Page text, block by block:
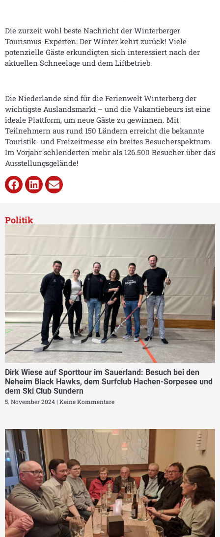
Die zurzeit wohl beste Nachricht der Winterberger
Tourismus-Experten: Der Winter kehrt zurück! Viele
potenzielle Gäste erkundigten sich interessiert nach der
aktuellen Schneelage und dem Liftbetrieb.
Die Niederlande sind für die Ferienwelt Winterberg der
wichtigste Auslandsmarkt – und die Vakantiebeurs ist eine
ideale Plattform, um neue Gäste zu gewinnen. Mit
Teilnehmern aus rund 150 Ländern erreicht die bekannte
Touristik- und Freizeitmesse ein breites Besucherspektrum.
Im Vorjahr schlenderten mehr als 126.500 Besucher über das
Ausstellungsgelände!
Politik
Dirk Wiese auf Sporttour im Sauerland: Besuch bei den
Neheim Black Hawks, dem Surfclub Hachen-Sorpesee und
dem Ski Club Sundern
5. November 2024 Keine Kommentare